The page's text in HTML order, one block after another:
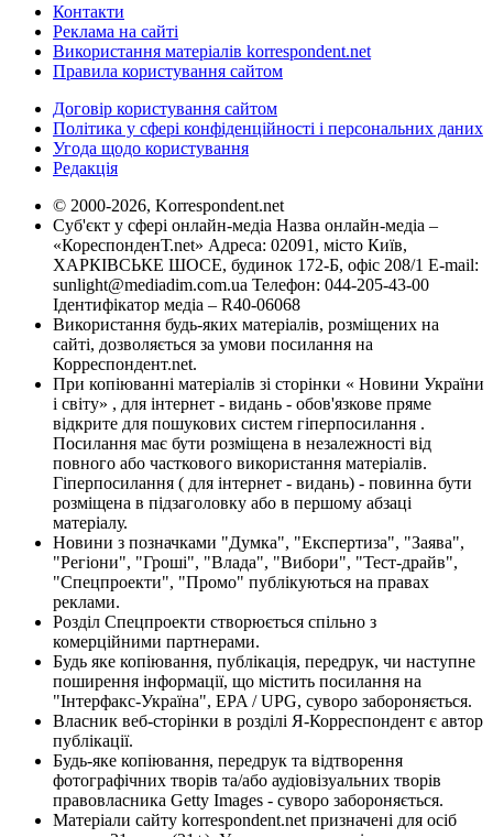
Контакти
Реклама на сайті
Використання матеріалів korrespondent.net
Правила користування сайтом
Договір користування сайтом
Політика у сфері конфіденційності і персональних даних
Угода щодо користування
Редакція
© 2000-2026, Korrespondent.net
Суб'єкт у сфері онлайн-медіа Назва онлайн-медіа –
«КореспонденТ.net» Адреса: 02091, місто Київ,
ХАРКІВСЬКЕ ШОСЕ, будинок 172-Б, офіс 208/1 E-mail:
sunlight@mediadim.com.ua Телефон: 044-205-43-00
Ідентифікатор медіа – R40-06068
Використання будь-яких матеріалів, розміщених на
сайті, дозволяється за умови посилання на
Корреспондент.net.
При копіюванні матеріалів зі сторінки « Новини України
і світу» , для інтернет - видань - обов'язкове пряме
відкрите для пошукових систем гіперпосилання .
Посилання має бути розміщена в незалежності від
повного або часткового використання матеріалів.
Гіперпосилання ( для інтернет - видань) - повинна бути
розміщена в підзаголовку або в першому абзаці
матеріалу.
Новини з позначками "Думка", "Експертиза", "Заява",
"Регіони", "Гроші", "Влада", "Вибори", "Тест-драйв",
"Спецпроекти", "Промо" публікуються на правах
реклами.
Розділ Спецпроекти створюється спільно з
комерційними партнерами.
Будь яке копіювання, публікація, передрук, чи наступне
поширення інформації, що містить посилання на
"Інтерфакс-Україна", EPA / UPG, суворо забороняється.
Власник веб-сторінки в розділі Я-Корреспондент є автор
публікації.
Будь-яке копіювання, передрук та відтворення
фотографічних творів та/або аудіовізуальних творів
правовласника Getty Images - суворо забороняється.
Матеріали сайту korrespondent.net призначені для осіб